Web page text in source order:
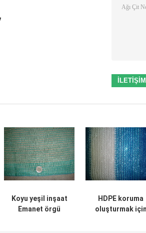
Koyu yeşil inşaat
Emanet örgü
HDPE koruma
oluşturmak için